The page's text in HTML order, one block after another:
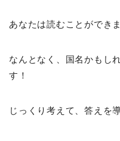
あなたは読むことができ
なんとなく、国名かもし
す！
じっくり考えて、答えを